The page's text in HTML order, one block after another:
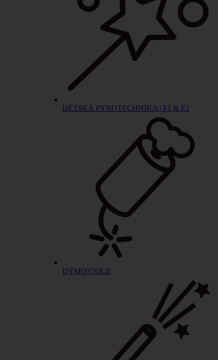
DĚTSKÁ PYROTECHNIKA | F1 & F2
DÝMOVNICE